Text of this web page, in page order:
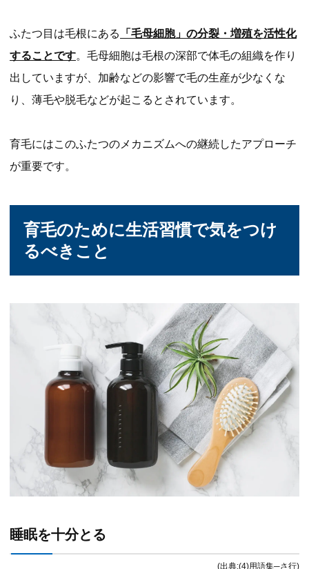
ふたつ目は毛根にある
「毛母細胞」の分裂・増殖を活性化
することです。毛母細胞は毛根の深部で体毛の組織を作り
出していますが、加齢などの影響で毛の生産が少なくな
り、薄毛や脱毛などが起こるとされています。
育毛にはこのふたつのメカニズムへの継続したアプローチ
が重要です。
育毛のために生活習慣で気をつけ
るべきこと
睡眠を十分とる
(出典:(4)用語集─さ行)